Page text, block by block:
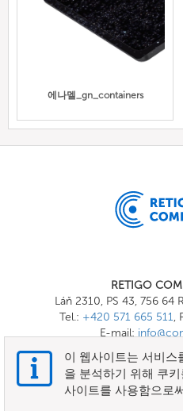
에나멜_gn_containers
RETIGO
Láň 2310, PS 43, 756 64
Tel.: +420 571 665 511,
E-mail:
이 웹사이트는 서비스
을 분석하기 위해 쿠
사이트를 사용함으로